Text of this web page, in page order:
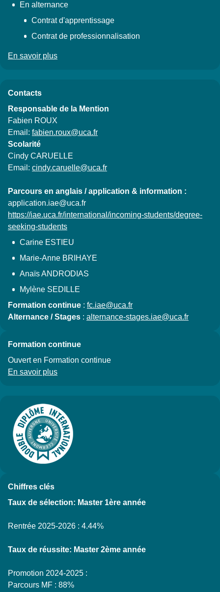
En alternance
Contrat d'apprentissage
Contrat de professionnalisation
En savoir plus
Contacts
Responsable de la Mention
Fabien ROUX
Email: fabien.roux@uca.fr
Scolarité
Cindy CARUELLE
Email: cindy.caruelle@uca.fr
Parcours en anglais / application & information :
application.iae@uca.fr
https://iae.uca.fr/international/incoming-students/degree-
seeking-students
Carine ESTIEU
Marie-Anne BRIHAYE
Anaïs ANDRODIAS
Mylène SEDILLE
Formation continue : fc.iae@uca.fr
Alternance / Stages : alternance-stages.iae@uca.fr
Formation continue
Ouvert en Formation continue
En savoir plus
Chiffres clés
Taux de sélection: Master 1ère année
Rentrée 2025-2026 : 4.44%
Taux de réussite: Master 2ème année
Promotion 2024-2025 :
Parcours MF : 88%